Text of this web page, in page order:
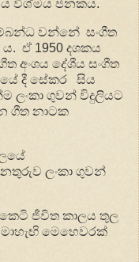
විශ්මය ජනකය.
වන්නේ සංගීත
ඒ 1950 දශකය
අංශය දේශීය සංගීත
දී සේකර සිය
ලංකා ගුවන් විදුලියට
ගීත නාටක
ලංකා ගුවන්
ජීවිත කාලය තුල
මෙහෙවරක්